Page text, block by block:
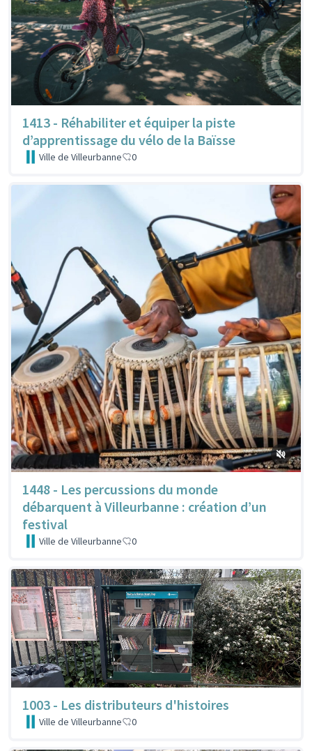
1413 - Réhabiliter et équiper la piste
d’apprentissage du vélo de la Baïsse
Ville de Villeurbanne 0
1448 - Les percussions du monde
débarquent à Villeurbanne : création d’un
festival
Ville de Villeurbanne 0
1003 - Les distributeurs d'histoires
Ville de Villeurbanne 0